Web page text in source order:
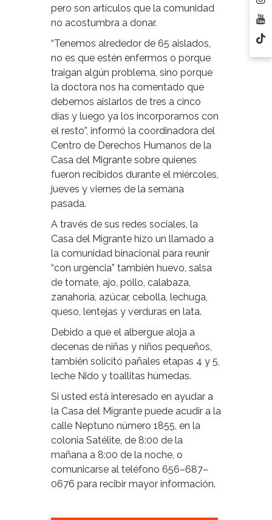
pero son artículos que la comunidad
no acostumbra a donar.
“Tenemos alrededor de 65 aislados,
no es que estén enfermos o porque
traigan algún problema, sino porque
la doctora nos ha comentado que
debemos aislarlos de tres a cinco
días y luego ya los incorporamos con
el resto”, informó la coordinadora del
Centro de Derechos Humanos de la
Casa del Migrante sobre quienes
fueron recibidos durante el miércoles,
jueves y viernes de la semana
pasada.
A través de sus redes sociales, la
Casa del Migrante hizo un llamado a
la comunidad binacional para reunir
“con urgencia” también huevo, salsa
de tomate, ajo, pollo, calabaza,
zanahoria, azúcar, cebolla, lechuga,
queso, lentejas y verduras en lata.
Debido a que el albergue aloja a
decenas de niñas y niños pequeños,
también solicitó pañales etapas 4 y 5,
leche Nido y toallitas húmedas.
Si usted está interesado en ayudar a
la Casa del Migrante puede acudir a la
calle Neptuno número 1855, en la
colonia Satélite, de 8:00 de la
mañana a 8:00 de la noche, o
comunicarse al teléfono 656–687–
0676 para recibir mayor información.